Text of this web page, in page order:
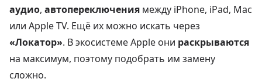
аудио, автопереключения между iPhone, iPad, Mac
или Apple TV. Ещё их можно искать через
«Локатор». В экосистеме Apple они раскрываются
на максимум, поэтому подобрать им замену
сложно.